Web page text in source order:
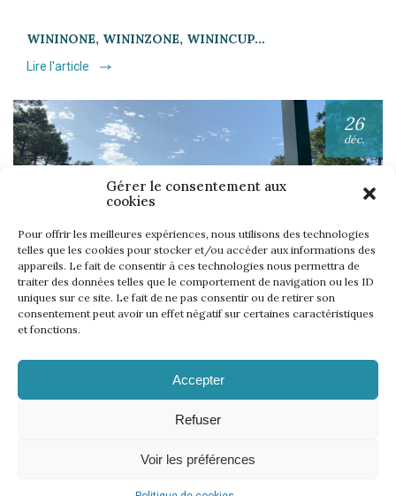
Gérer le consentement aux
cookies
Pour offrir les meilleures expériences, nous utilisons des technologies
telles que les cookies pour stocker et/ou accéder aux informations des
appareils. Le fait de consentir à ces technologies nous permettra de
traiter des données telles que le comportement de navigation ou les ID
uniques sur ce site. Le fait de ne pas consentir ou de retirer son
consentement peut avoir un effet négatif sur certaines caractéristiques
et fonctions.
Accepter
Refuser
Voir les préférences
WININONE, WININZONE, WININCUP…
Lire l'article
26
déc.
UNE SEMAINE… TOUS LES GOLFS WININONE !
Lire l'article